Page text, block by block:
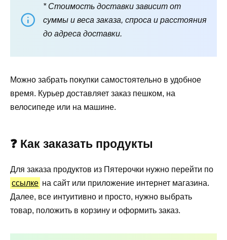
* Стоимость доставки зависит от
суммы и веса заказа, спроса и расстояния
до адреса доставки.
Можно забрать покупки самостоятельно в удобное
время. Курьер доставляет заказ пешком, на
велосипеде или на машине.
❓ Как заказать продукты
Для заказа продуктов из Пятерочки нужно перейти по
ссылке на сайт или приложение интернет магазина.
Далее, все интуитивно и просто, нужно выбрать
товар, положить в корзину и оформить заказ.